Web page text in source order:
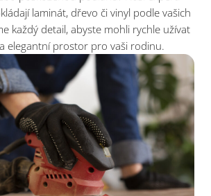
laminát, dřevo či vinyl podle vašich
každý detail, abyste mohli rychle užívat
elegantní prostor pro vaši rodinu.